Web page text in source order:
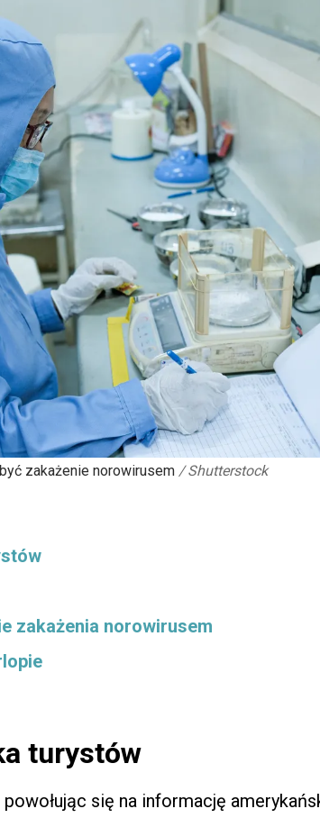
zakażenie norowirusem / Shutterstock
zakażenia norowirusem
turystów
się na informację